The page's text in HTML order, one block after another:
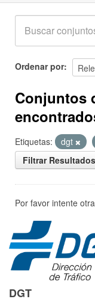
Ordenar por
Conjuntos
Etiquetas: dgt
Filtrar Resultados
Por favor intente
DGT